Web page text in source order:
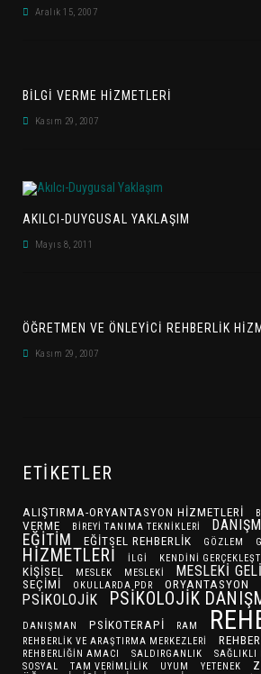
Aralık 15, 2007
BILGI VERME HIZMETLERI
Kasım 29, 2007
AKILCI-DUYGUSAL YAKLAŞIM
Mayıs 8, 2011
ÖĞRETMEN VE ÖNLEYİCİ REHBERLİK
Kasım 29, 2007
ETIKETLER
ALIŞTIRMA-ORYANTASYON HIZMETLERI
VERME
BIREYI TANIMA TEKNIKLERI
EĞITIM EĞITSEL REHBERLIK GÖZLEM
HIZMETLERI ILGI KENDINI
KIŞISEL
MESLEK MESLEKI MESLEKI
SEÇIMI
OKULLARDA PDR ORYANTASYON
PSIKOLOJIK PSIKOLOJIK
DANIŞMAN PSIKOTERAPI RAM
REHBERLIK VE ARAŞTIRMA MERKEZLERI
REHBERLIĞIN AMACI SALDIRGANLIK
SAĞLIKLI
SOSYAL
TAM VERIMLILIK UYUM YETENEK